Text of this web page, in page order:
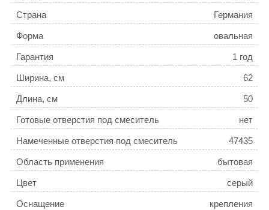
Страна Германия
Форма овальная
Гарантия 1 год
Ширина, см 62
Длина, см 50
Готовые отверстия под смеситель нет
Намеченные отверстия под смеситель 47435
Область применения бытовая
Цвет серый
Оснащение крепления